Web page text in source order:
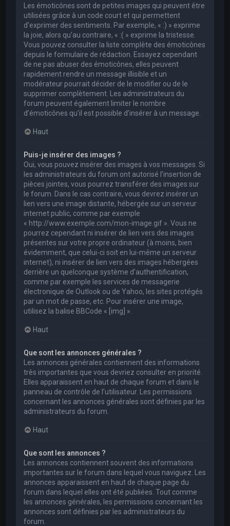
Les émoticônes sont de petites images qui peuvent être
utilisées grâce à un code court et qui permettent
d’exprimer des sentiments. Par exemple, « :) » exprime
la joie, alors qu’au contraire, « :( » exprime la tristesse.
Vous pouvez consulter la liste complète des émoticônes
depuis le formulaire de rédaction. Essayez cependant
de ne pas abuser des émoticônes, elles peuvent
rapidement rendre un message illisible et un
modérateur pourrait décider de le modifier ou de le
supprimer complètement. Les administrateurs du
forum peuvent également limiter le nombre
d’émoticônes qu’il est possible d’insérer à un message.
Haut
Puis-je insérer des images ?
Oui, vous pouvez insérer des images à vos messages. Si
les administrateurs du forum ont autorisé l’insertion de
pièces jointes, vous pourrez transférer des images sur
le forum. Dans le cas contraire, vous devrez insérer un
lien vers une image distante, hébergée sur un serveur
internet public, comme par exemple
« http://www.exemple.com/mon-image.gif ». Vous ne
pourrez cependant ni insérer de lien vers des images
présentes sur votre propre ordinateur (à moins, bien
évidemment, que celui-ci soit en lui-même un serveur
internet), ni insérer de lien vers des images hébergées
derrière un quelconque système d’authentification,
comme par exemple les services de messagerie
électronique de Outlook ou de Yahoo, les sites protégés
par un mot de passe, etc. Pour insérer une image,
utilisez la balise BBCode « [img] ».
Haut
Que sont les annonces générales ?
Les annonces générales contiennent des informations
très importantes que vous devriez consulter en priorité.
Elles apparaissent en haut de chaque forum et dans le
panneau de contrôle de l’utilisateur. Les permissions
concernant les annonces générales sont définies par les
administrateurs du forum.
Haut
Que sont les annonces ?
Les annonces contiennent souvent des informations
importantes sur le forum dans lequel vous naviguez. Les
annonces apparaissent en haut de chaque page du
forum dans lequel elles ont été publiées. Tout comme
les annonces générales, les permissions concernant les
annonces sont définies par les administrateurs du
forum.